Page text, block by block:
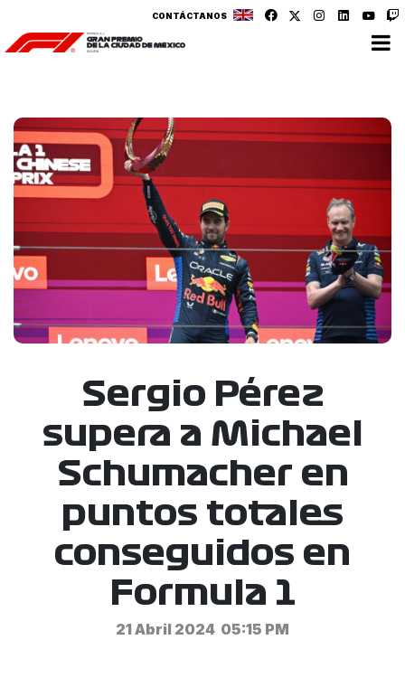
CONTÁCTANOS
Sergio Pérez
supera a Michael
Schumacher en
puntos totales
conseguidos en
Formula 1
21 Abril 2024 05:15 PM